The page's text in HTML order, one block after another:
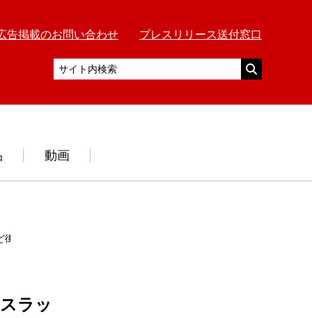
告掲載のお問い合わせ プレスリリース送付窓口
動画
区
ラッ